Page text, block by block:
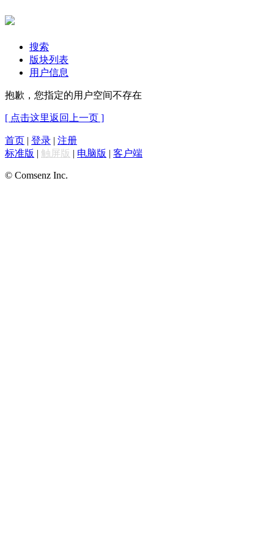
搜索
版块列表
用户信息
抱歉，您指定的用户空间不存在
[ 点击这里返回上一页 ]
首页 | 登录 | 注册
标准版 | 触屏版 | 电脑版 | 客户端
© Comsenz Inc.